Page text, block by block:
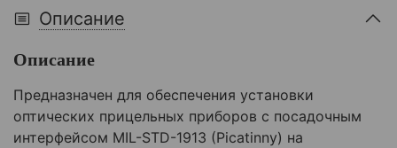
Описание
Описание
Предназначен для обеспечения установки
оптических прицельных приборов с посадочным
интерфейсом MIL-STD-1913 (Picatinny) на